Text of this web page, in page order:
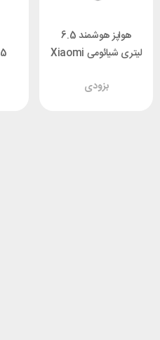
هواپز هوشمند 6.5
لیتری شیائومی Xiaomi
MAF10
بزودی